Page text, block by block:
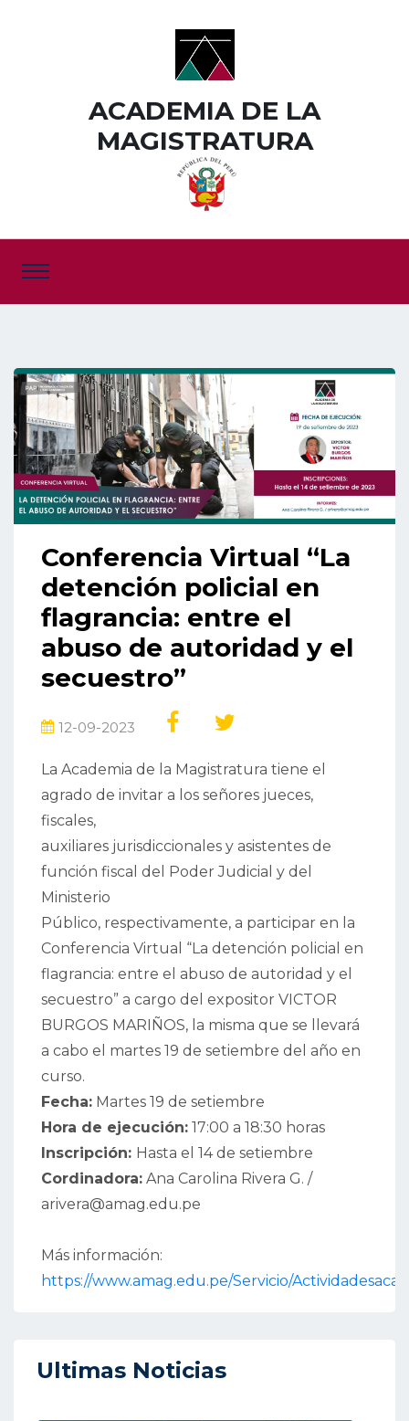
ACADEMIA DE LA
MAGISTRATURA
Conferencia Virtual “La
detención policial en
flagrancia: entre el
abuso de autoridad y el
secuestro”
12-09-2023
La Academia de la Magistratura tiene el
agrado de invitar a los señores jueces,
fiscales,
auxiliares jurisdiccionales y asistentes de
función fiscal del Poder Judicial y del
Ministerio
Público, respectivamente, a participar en la
Conferencia Virtual “La detención policial en
flagrancia: entre el abuso de autoridad y el
secuestro” a cargo del expositor VICTOR
BURGOS MARIÑOS, la misma que se llevará
a cabo el martes 19 de setiembre del año en
curso.
Fecha: Martes 19 de setiembre
Hora de ejecución: 17:00 a 18:30 horas
Inscripción: Hasta el 14 de setiembre
Cordinadora: Ana Carolina Rivera G. /
arivera@amag.edu.pe
Más información:
https://www.amag.edu.pe/Servicio/
Ultimas Noticias